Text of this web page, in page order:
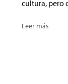
cultura, pero
Leer más